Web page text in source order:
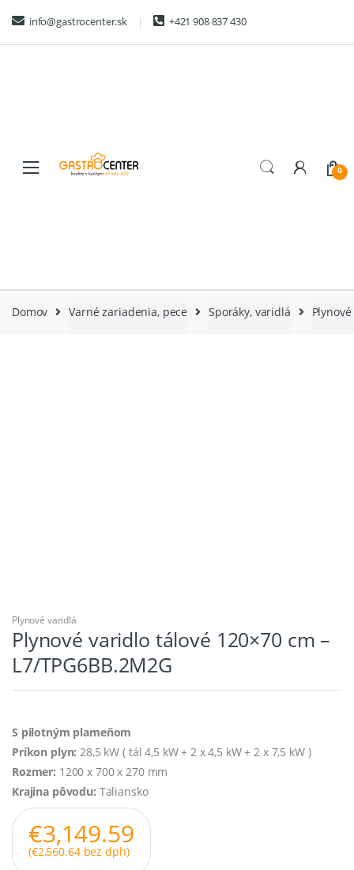
navigation
content
info@gastrocenter.sk +421 908 837 430
0
Domov Varné zariadenia, pece Sporáky, varidlá
Plynové varidlá
Plynové varidlo tálové 120×70 cm –
L7/TPG6BB.2M2G
S pilotným plameňom
Príkon plyn: 28,5 kW ( tál 4,5 kW + 2 x 4,5 kW + 2 x 7,5 kW )
Rozmer: 1200 x 700 x 270 mm
Krajina pôvodu: Taliansko
€3,149.59
(€2,560.64bez dph)